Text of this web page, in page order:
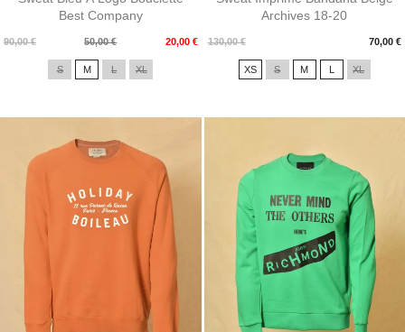
Best Company
90,00 €
Prix
50,00 € 20,00 €
Prix
S M L XL
Archives 18-20
130,00 € 70,00 €
Prix
XS S M L XL